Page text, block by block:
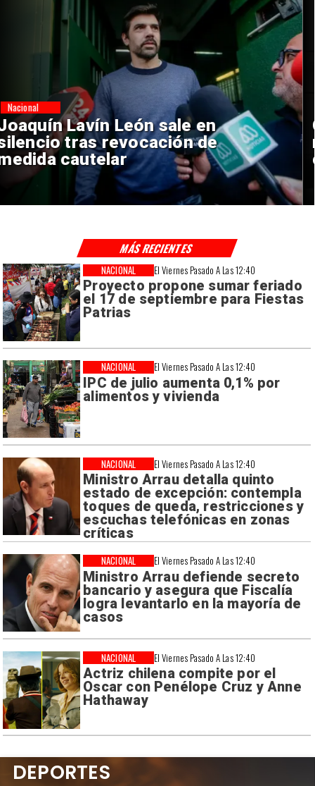
Chile y Venezuela formalizan
reinicio de relaciones
consulares
Nacional
El Viernes Pasado A Las 12:40
Proyecto propone sumar feriado
el 17 de septiembre para Fiestas
Patrias
NACIONAL
El Viernes Pasado A Las 12:40
IPC de julio aumenta 0,1% por
alimentos y vivienda
NACIONAL
El Viernes Pasado A Las 12:40
Ministro Arrau detalla quinto
estado de excepción: contempla
toques de queda, restricciones y
escuchas telefónicas en zonas
críticas
NACIONAL
El Viernes Pasado A Las 12:40
Ministro Arrau defiende secreto
bancario y asegura que Fiscalía
logra levantarlo en la mayoría de
casos
NACIONAL
El Viernes Pasado A Las 12:40
Actriz chilena compite por el
Oscar con Penélope Cruz y Anne
Hathaway
NACIONAL
MÁS RECIENTES
DEPORTES